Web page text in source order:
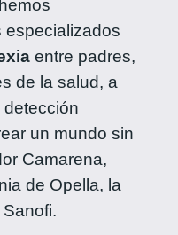
especializados
entre padres,
de la salud, a
un mundo sin
Camarena,
de Opella, la